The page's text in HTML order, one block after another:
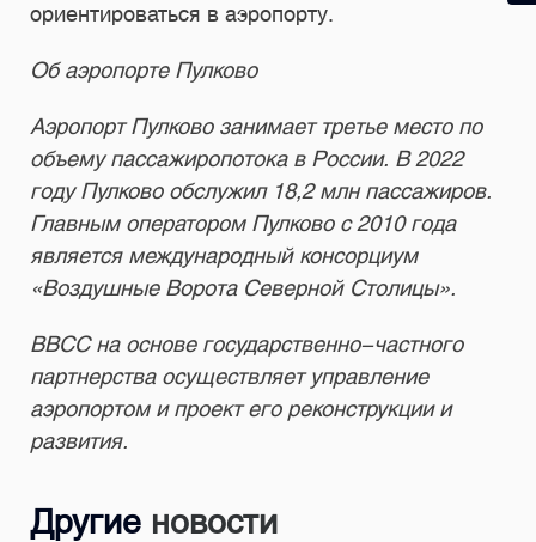
ориентироваться в аэропорту.
Об аэропорте Пулково
Аэропорт Пулково занимает третье место по
объему пассажиропотока в России. В 2022
году Пулково обслужил 18,2 млн пассажиров.
Главным оператором Пулково с 2010 года
является международный консорциум
«Воздушные Ворота Северной Столицы».
ВВСС на основе государственно-частного
партнерства осуществляет управление
аэропортом и проект его реконструкции и
развития.
Другие новости